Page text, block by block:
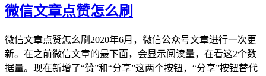
微信文章点赞怎么刷
微信文章点赞怎么刷2020年6月，微信公众号文章进行一次更
新。在之前微信文章的最下面，会显示阅读量，在看这2个数
据量。现在新增了“赞”和“分享”这两个按钮，“分享”按钮替代